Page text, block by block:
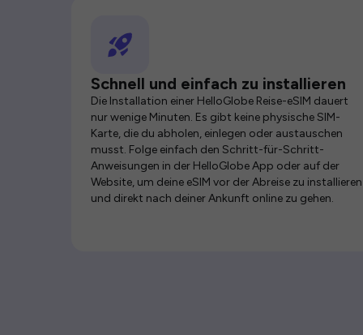
Schnell und einfach zu installieren
Die Installation einer HelloGlobe Reise-eSIM dauert
nur wenige Minuten. Es gibt keine physische SIM-
Karte, die du abholen, einlegen oder austauschen
musst. Folge einfach den Schritt-für-Schritt-
Anweisungen in der HelloGlobe App oder auf der
Website, um deine eSIM vor der Abreise zu installieren
und direkt nach deiner Ankunft online zu gehen.